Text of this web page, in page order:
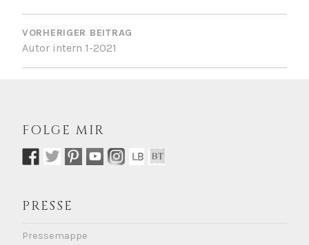
BEITRAGSNAVIGATION
VORHERIGER BEITRAG
Autor intern 1-2021
FOLGE MIR
PRESSE
Pressemappe